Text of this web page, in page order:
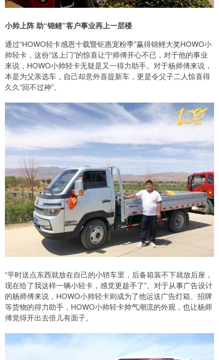
小帅上阵 助“锦鲤”客户事业再上一层楼
通过“HOWO轻卡感恩十载暨钜惠宠粉季”赢得锦鲤大奖HOWO小
帅轻卡，这份“送上门”的惊喜让宁师傅开心不已，对于他的事业
来说，HOWO小帅轻卡无疑是又一得力助手。对于杨师傅来说，
本是为父亲选车，自己却意外喜提新车，更是令父子二人惊喜得
久久“回不过神”。
“平时送点东西就放在自己的小轿车里，后备箱装不下就放后座，
现在给了我这样一辆小轻卡，感觉更趁手了”。对于从事广告设计
的杨师傅来说，HOWO小帅轻卡则成为了他运送广告灯箱、招牌
等货物的得力助手，HOWO小帅轻卡帅气潮流的外观，也让杨师
傅觉得开出去倍儿有面子。